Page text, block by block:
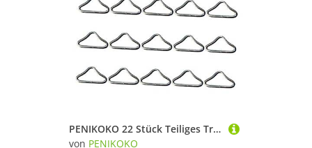
PENIKOKO 22 Stück Teiliges Trampolin Dreiecksringe aus Metall Rostfreie Ersatzringe für Trampolinnetz Bruchfeste Sichere Trampolinbefestigung für Langlebigen Außeneinsatz
von PENIKOKO